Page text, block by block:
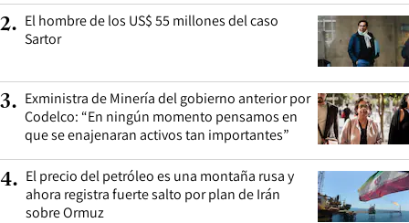
2. El hombre de los US$ 55 millones del caso
Sartor
3. Exministra de Minería del gobierno anterior por
Codelco: “En ningún momento pensamos en
que se enajenaran activos tan importantes”
4. El precio del petróleo es una montaña rusa y
ahora registra fuerte salto por plan de Irán
sobre Ormuz